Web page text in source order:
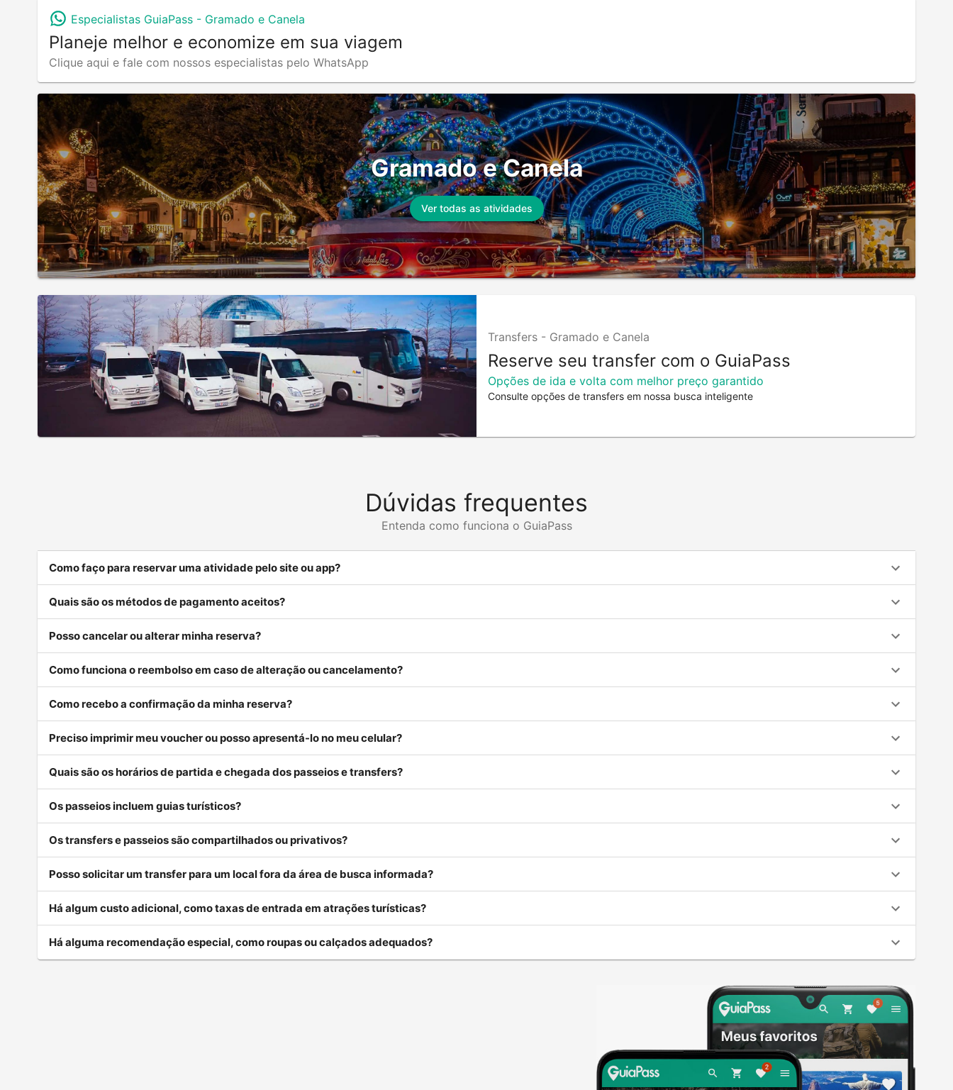
Especialistas GuiaPass - Gramado e Canela
Planeje melhor e economize em sua viagem
Clique aqui e fale com nossos especialistas pelo WhatsApp
Gramado e Canela
Ver todas as atividades
Transfers - Gramado e Canela
Reserve seu transfer com o GuiaPass
Opções de ida e volta com melhor preço garantido
Consulte opções de transfers em nossa busca inteligente
Dúvidas frequentes
Entenda como funciona o GuiaPass
Como faço para reservar uma atividade pelo site ou app?
Quais são os métodos de pagamento aceitos?
Posso cancelar ou alterar minha reserva?
Como funciona o reembolso em caso de alteração ou cancelamento?
Como recebo a confirmação da minha reserva?
Preciso imprimir meu voucher ou posso apresentá-lo no meu celular?
Quais são os horários de partida e chegada dos passeios e transfers?
Os passeios incluem guias turísticos?
Os transfers e passeios são compartilhados ou privativos?
Posso solicitar um transfer para um local fora da área de busca informada?
Há algum custo adicional, como taxas de entrada em atrações turísticas?
Há alguma recomendação especial, como roupas ou calçados adequados?